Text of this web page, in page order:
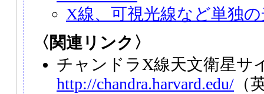
X線、可視光線など単独
〈関連リンク〉
チャンドラX線天文衛星サ
http://chandra.harvard.edu/ （